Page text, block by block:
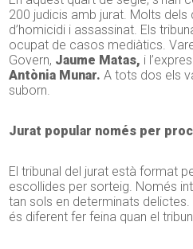
200 judicis amb jurat. Molts
d’homicidi i assassinat. Els
ocupat de casos mediàtics.
Govern, Jaume Matas, i
Antònia Munar.A tots dos els
suborn.
Jurat popular només per
El tribunal del jurat està format
escollides per sorteig. Només
tan sols en determinats
és diferent fer feina quan el